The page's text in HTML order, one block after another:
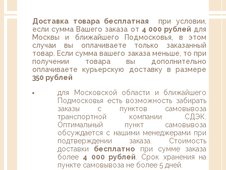
Доставка товара бесплатная при условии,
если сумма Вашего заказа от 4 000 рублей для
Москвы и ближайшего Подмосковья, в этом
случаи вы оплачиваете только заказанный
товар. Если сумма вашего заказа меньше, то при
получении товара вы дополнительно
оплачиваете курьерскую доставку в размере
350 рублей
для Московской области и ближайшего
Подмосковья есть возможность забирать
заказы с пунктов самовывоза
транспортной компании СДЭК.
Оптимальный пункт самовывоза
обсуждается с нашими менеджерами при
подтверждении заказа. Стоимость
доставки бесплатно при сумме заказа
более 4 000 рублей . Срок хранения на
пункте самовывоза не более 5 дней.